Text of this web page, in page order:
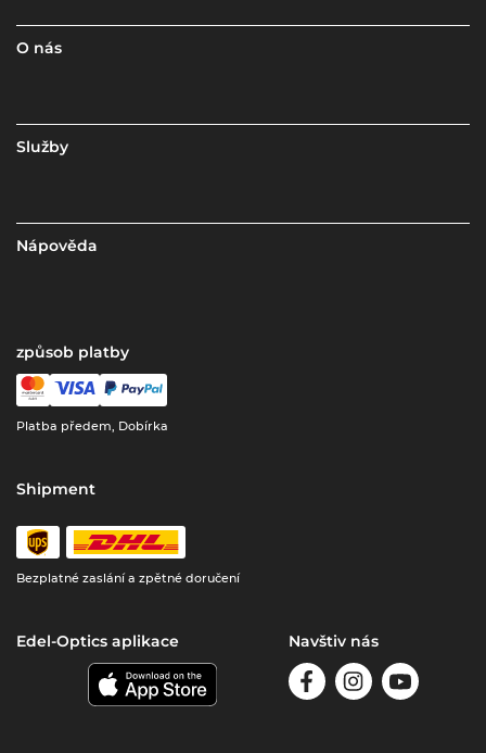
O nás
Služby
Nápověda
způsob platby
Platba předem, Dobírka
Shipment
Bezplatné zaslání a zpětné doručení
Edel-Optics aplikace Navštiv nás